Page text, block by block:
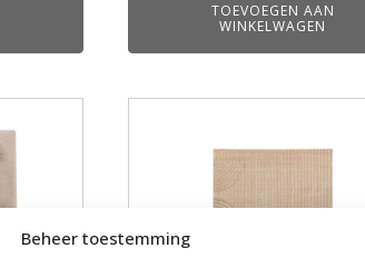
Beheer toestemming
TOEVOEGEN AAN
WINKELWAGEN